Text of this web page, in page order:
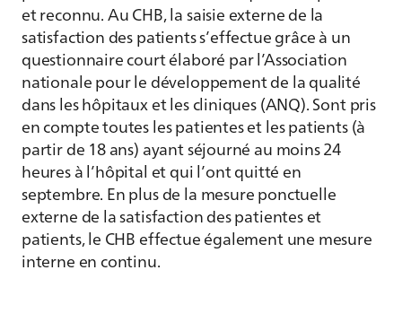
et reconnu. Au CHB, la saisie externe de la
satisfaction des patients s’effectue grâce à un
questionnaire court élaboré par l’Association
nationale pour le développement de la qualité
dans les hôpitaux et les cliniques (ANQ). Sont pris
en compte toutes les patientes et les patients (à
partir de 18 ans) ayant séjourné au moins 24
heures à l’hôpital et qui l’ont quitté en
septembre. En plus de la mesure ponctuelle
externe de la satisfaction des patientes et
patients, le CHB effectue également une mesure
interne en continu.